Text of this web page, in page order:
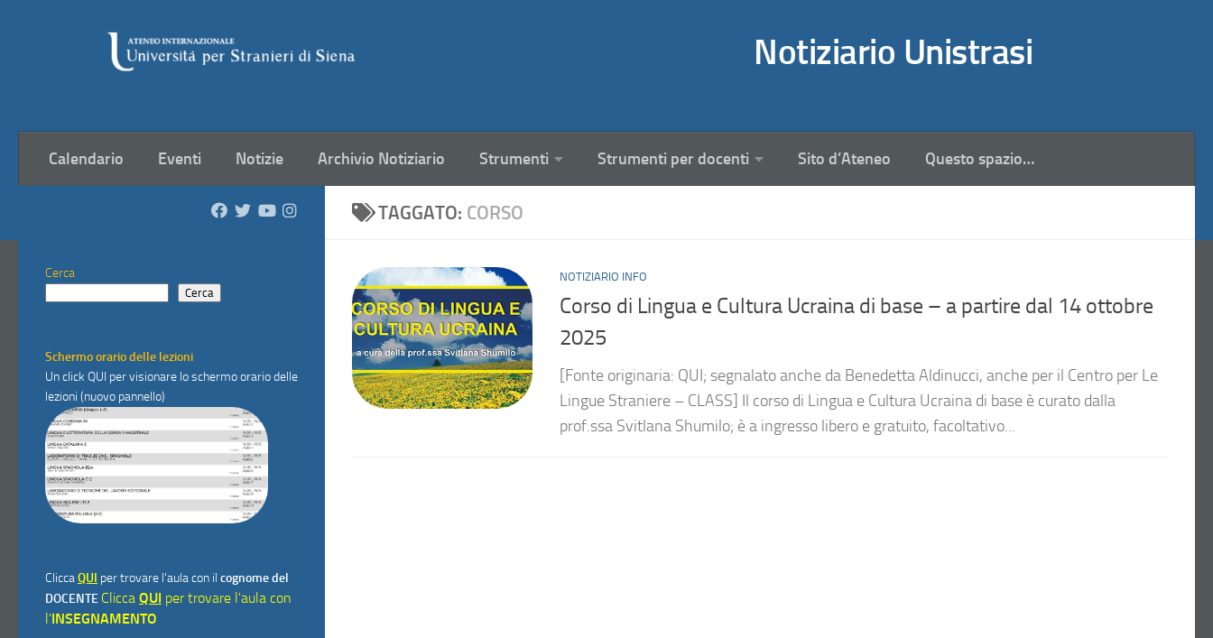
Notiziario Unistrasi
Calendario Eventi Notizie Archivio Notiziario Strumenti Strumenti per docenti Sito d’Ateneo Questo spazio…
TAGGATO: CORSO
NOTIZIARIO INFO
Corso di Lingua e Cultura Ucraina di base – a partire dal 14 ottobre
2025
[Fonte originaria: QUI; segnalato anche da Benedetta Aldinucci, anche per il Centro per Le
Lingue Straniere – CLASS] Il corso di Lingua e Cultura Ucraina di base è curato dalla
prof.ssa Svitlana Shumilo; è a ingresso libero e gratuito, facoltativo...
Cerca
Cerca
Schermo orario delle lezioni
Un click QUI per visionare lo schermo orario delle
lezioni (nuovo pannello)
CliccaQUI per trovare l'aula con il cognome del
DOCENTE Clicca QUI per trovare l'aula con
l'INSEGNAMENTO